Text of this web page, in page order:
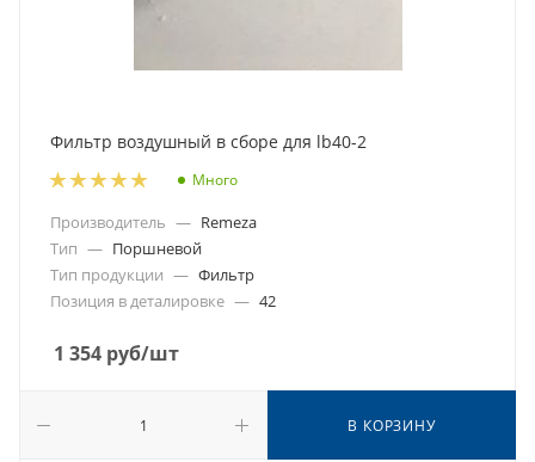
Фильтр воздушный в сборе для lb40-2
Много
Производитель — Remeza
Тип — Поршневой
Тип продукции — Фильтр
Позиция в деталировке — 42
1 354 руб/шт
В КОРЗИНУ